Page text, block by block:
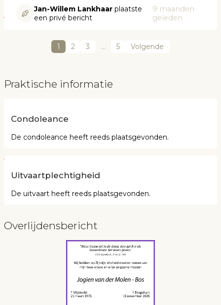
Jan-Willem Lankhaar plaatste
een privé bericht
9 maanden
geleden
1 2 3 … 5 Volgende
Praktische informatie
Condoleance
De condoleance heeft reeds plaatsgevonden.
Uitvaartplechtigheid
De uitvaart heeft reeds plaatsgevonden.
Overlijdensbericht